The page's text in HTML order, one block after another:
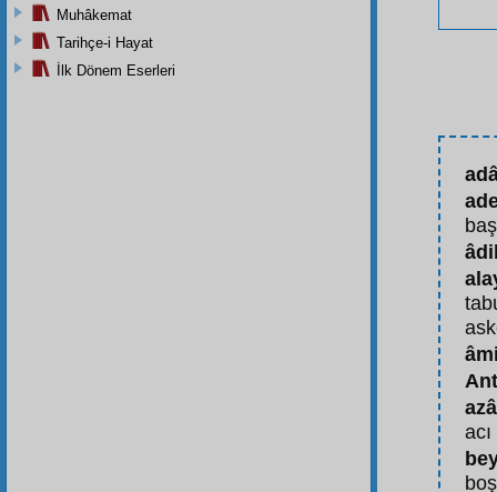
acı
Muhâkemat
Tarihçe-i Hayat
İlk Dönem Eserleri